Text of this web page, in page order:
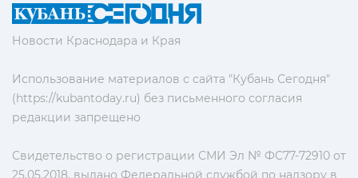
Новости Краснодара и Края
Использование материалов с сайта "Кубань Сегодня"
(https://kubantoday.ru) без письменного согласия
редакции запрещено
Свидетельство о регистрации СМИ Эл № ФС77-72910 от
25.05.2018, выдано Федеральной службой по надзору в